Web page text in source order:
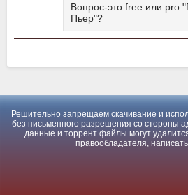
Вопрос-это free или pro
Пьер"?
Решительно запрещаем скачивание и
без письменного разрешения со стороны
данные и торрент файлы могут
правообладателя,